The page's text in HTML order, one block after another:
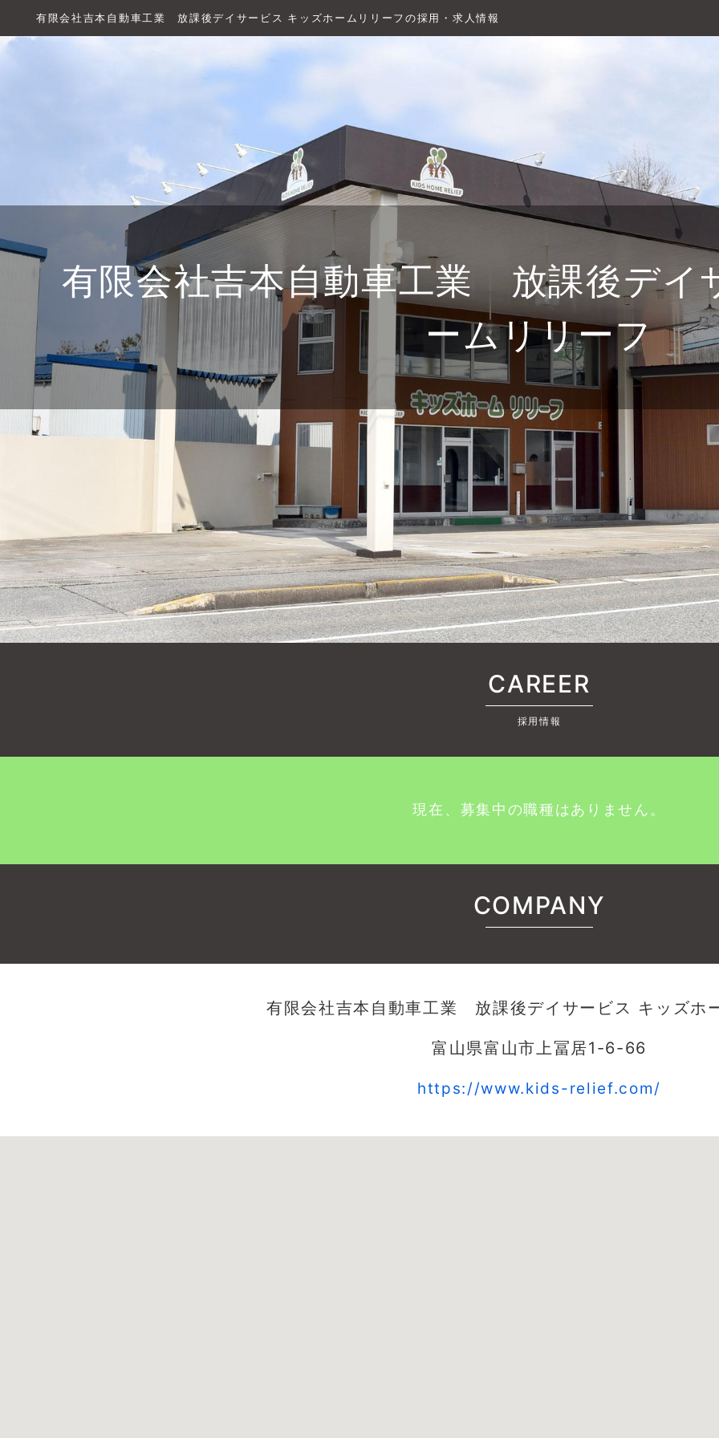
有限会社吉本自動車工業 放課後デイサービス キッズホームリリーフの採用・求人情報
有限会社吉本自動車工業 放課後デイ
ームリリーフ
CAREER
採用情報
現在、募集中の職種はありません。
COMPANY
有限会社吉本自動車工業 放課後デイサービス キッズホ
富山県富山市上冨居1-6-66
https://www.kids-relief.com/